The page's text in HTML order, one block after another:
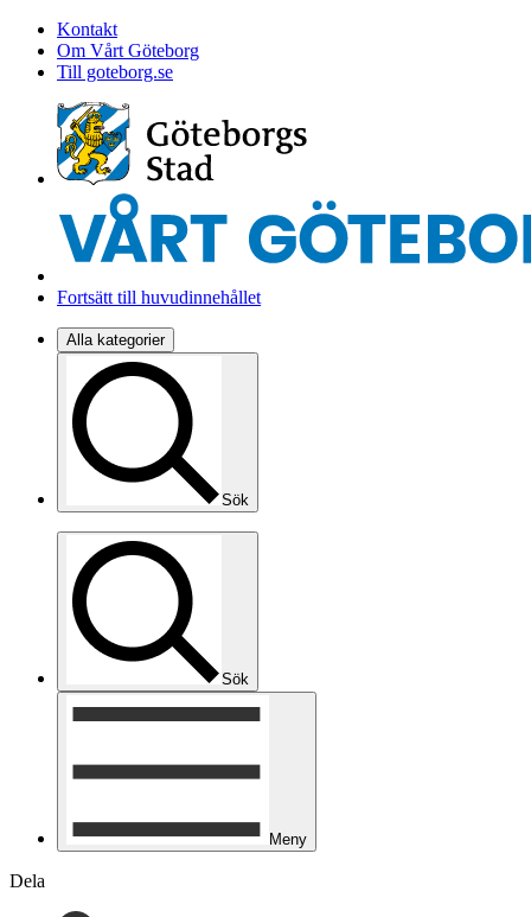
Kontakt
Om Vårt Göteborg
Till goteborg.se
Fortsätt till huvudinnehållet
Alla kategorier
Sök
Sök
Meny
Dela